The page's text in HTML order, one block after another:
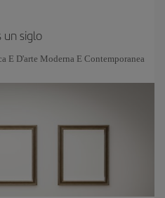
un siglo
E D'arte Moderna E Contemporanea